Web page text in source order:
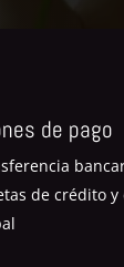
de pago
de crédito